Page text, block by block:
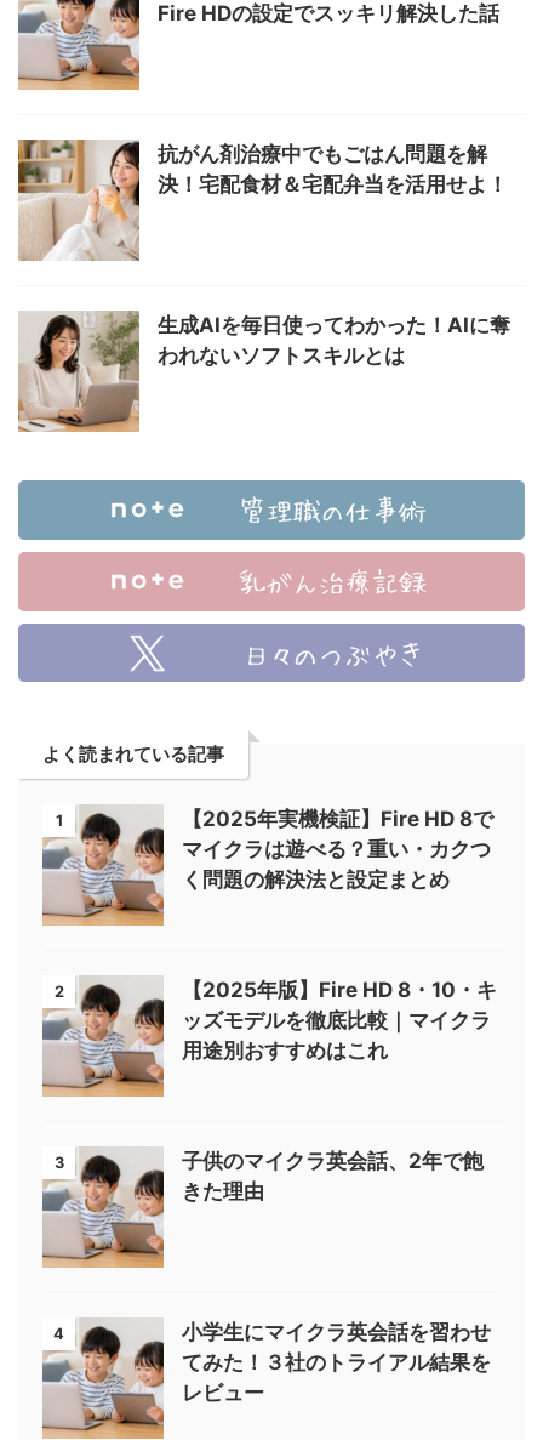
Fire HDの設定でスッキリ解決した話
抗がん剤治療中でもごはん問題を解
決！宅配食材＆宅配弁当を活用せよ！
生成AIを毎日使ってわかった！AIに奪
われないソフトスキルとは
よく読まれている記事
1
【2025年実機検証】Fire HD 8で
マイクラは遊べる？重い・カクつ
く問題の解決法と設定まとめ
2
【2025年版】Fire HD 8・10・キ
ッズモデルを徹底比較｜マイクラ
用途別おすすめはこれ
3
子供のマイクラ英会話、2年で飽
きた理由
4
小学生にマイクラ英会話を習わせ
てみた！３社のトライアル結果を
レビュー